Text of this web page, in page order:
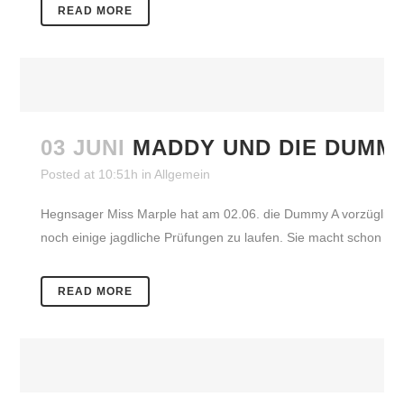
READ MORE
03 JUNI MADDY UND DIE
Posted at 10:51h inAllgemein
Hegnsager Miss Marple hat am 02.06. die Dummy A
noch einige jagdliche Prüfungen zu laufen. Sie macht schon
READ MORE